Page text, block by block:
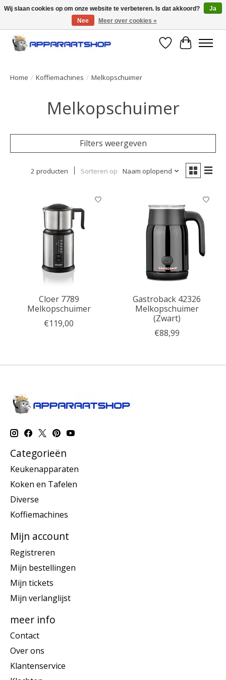
Large selection of products and fast shipping!
Verlanglijst
Home / Koffiemachines / Melkopschuimer
Melkopschuimer
Filters weergeven
2 producten Sorteren op Naam oplopend
Cloer 7789
Melkopschuimer
€119,00
Gastroback 42326
Melkopschuimer
(Zwart)
€88,99
Categorieën
Keukenapparaten
Koken en Tafelen
Diverse
Koffiemachines
Mijn account
Registreren
Mijn bestellingen
Mijn tickets
Mijn verlanglijst
meer info
Contact
Over ons
Klantenservice
Wij slaan cookies op om onze website te verbeteren. Is dat akkoord?
Ja
Nee
Meer over cookies »